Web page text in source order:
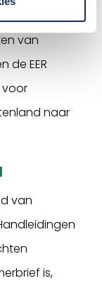
De
van
de EER
voor
naar
van
is,